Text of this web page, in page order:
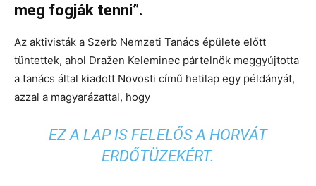
meg fogják tenni”.
Az aktivisták a Szerb Nemzeti Tanács épülete előtt
tüntettek, ahol Dražen Keleminec pártelnök meggyújtotta
a tanács által kiadott Novosti című hetilap egy példányát,
azzal a magyarázattal, hogy
EZ A LAP IS FELELŐS A HORVÁT
ERDŐTÜZEKÉRT.